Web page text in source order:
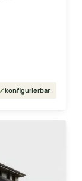
konfigurierbar